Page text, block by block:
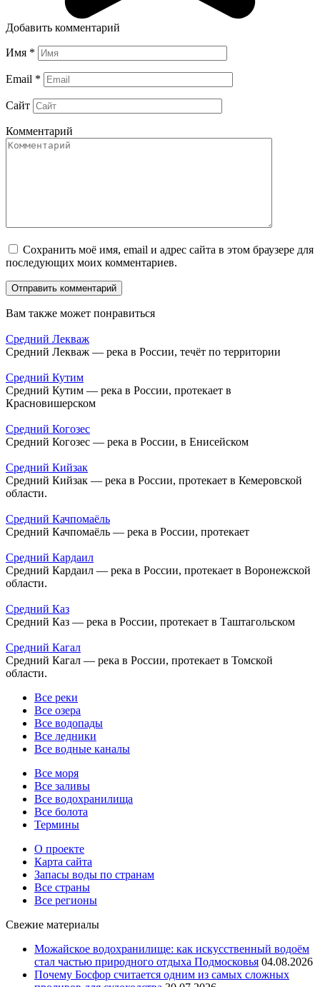
Добавить комментарий
Имя *
Email *
Сайт
Комментарий
Сохранить моё имя, email и адрес сайта в этом браузере для
последующих моих комментариев.
Вам также может понравиться
Средний Лекваж
Средний Лекваж — река в России, течёт по территории
Средний Кутим
Средний Кутим — река в России, протекает в
Красновишерском
Средний Когозес
Средний Когозес — река в России, в Енисейском
Средний Кийзак
Средний Кийзак — река в России, протекает в Кемеровской
области.
Средний Качпомаёль
Средний Качпомаёль — река в России, протекает
Средний Кардаил
Средний Кардаил — река в России, протекает в Воронежской
области.
Средний Каз
Средний Каз — река в России, протекает в Таштагольском
Средний Кагал
Средний Кагал — река в России, протекает в Томской
области.
Все реки
Все озера
Все водопады
Все ледники
Все водные каналы
Все моря
Все заливы
Все водохранилища
Все болота
Термины
О проекте
Карта сайта
Запасы воды по странам
Все страны
Все регионы
Свежие материалы
Можайское водохранилище: как искусственный водоём
стал частью природного отдыха Подмосковья 04.08.2026
Почему Босфор считается одним из самых сложных